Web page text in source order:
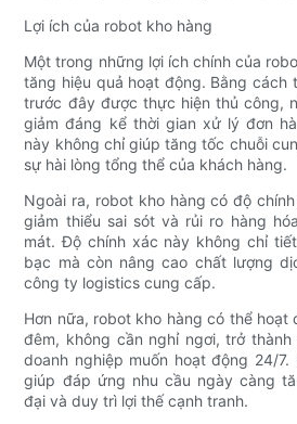
Lợi ích của robot kho hàng
Một trong những lợi ích chính của
tăng hiệu quả hoạt động. Bằng cách
trước đây được thực hiện thủ công,
giảm đáng kể thời gian xử lý đơn
này không chỉ giúp tăng tốc chuỗi
sự hài lòng tổng thể của khách hàng.
Ngoài ra, robot kho hàng có độ
giảm thiểu sai sót và rủi ro hàng
mát. Độ chính xác này không chỉ
bạc mà còn nâng cao chất lượng
công ty logistics cung cấp.
Hơn nữa, robot kho hàng có thể hoạt
đêm, không cần nghỉ ngơi, trở
doanh nghiệp muốn hoạt động 24/
giúp đáp ứng nhu cầu ngày càng
đại và duy trì lợi thế cạnh tranh.